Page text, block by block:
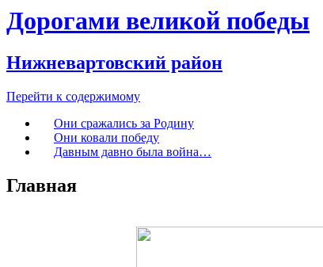
Дорогами великой победы
Нижневартовский район
Перейти к содержимому
Они сражались за Родину
Они ковали победу
Давным давно была война…
Главная